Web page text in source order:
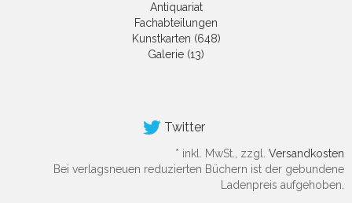
Antiquariat
Fachabteilungen
Kunstkarten (648)
Galerie (13)
Twitter
* inkl. MwSt., zzgl. Versandkosten
Bei verlagsneuen reduzierten Büchern ist der gebundene
Ladenpreis aufgehoben.